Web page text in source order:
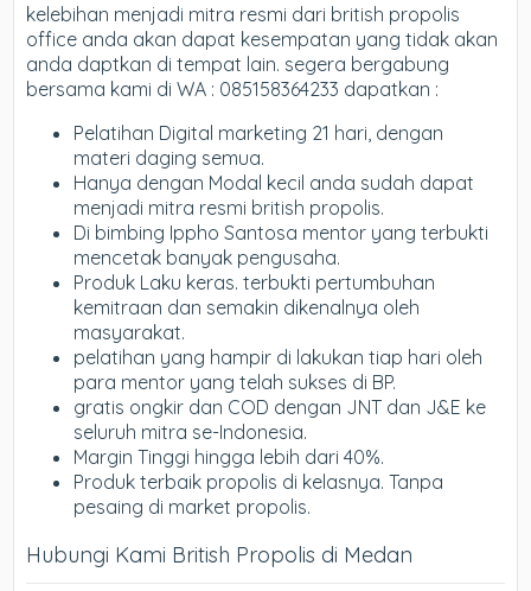
kelebihan menjadi mitra resmi dari british propolis
office anda akan dapat kesempatan yang tidak akan
anda daptkan di tempat lain. segera bergabung
bersama kami di WA : 085158364233 dapatkan :
Pelatihan Digital marketing 21 hari, dengan
materi daging semua.
Hanya dengan Modal kecil anda sudah dapat
menjadi mitra resmi british propolis.
Di bimbing Ippho Santosa mentor yang terbukti
mencetak banyak pengusaha.
Produk Laku keras. terbukti pertumbuhan
kemitraan dan semakin dikenalnya oleh
masyarakat.
pelatihan yang hampir di lakukan tiap hari oleh
para mentor yang telah sukses di BP.
gratis ongkir dan COD dengan JNT dan J&E ke
seluruh mitra se-Indonesia.
Margin Tinggi hingga lebih dari 40%.
Produk terbaik propolis di kelasnya. Tanpa
pesaing di market propolis.
Hubungi Kami British Propolis di Medan